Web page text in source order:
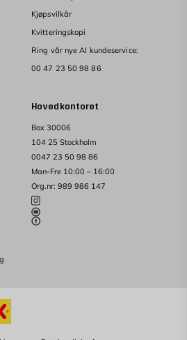
Hovedkontoret
Box 30006
104 25 Stockholm
0047 23 50 98 86
Man-Fre 10:00 – 16:00
Org.nr: 989 986 147
Kjøpsvilkår
Kvitteringskopi
Ring vår nye AI kundeservice:
00 47 23 50 98 86